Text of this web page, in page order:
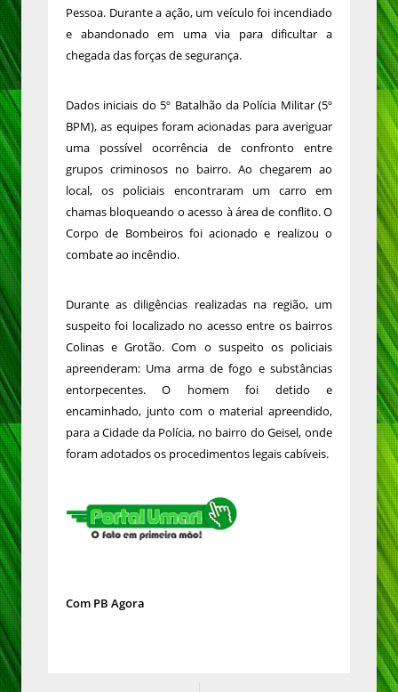
Pessoa. Durante a ação, um veículo foi incendiado
e abandonado em uma via para dificultar a
chegada das forças de segurança.
Dados iniciais do 5º Batalhão da Polícia Militar (5º
BPM), as equipes foram acionadas para averiguar
uma possível ocorrência de confronto entre
grupos criminosos no bairro. Ao chegarem ao
local, os policiais encontraram um carro em
chamas bloqueando o acesso à área de conflito. O
Corpo de Bombeiros foi acionado e realizou o
combate ao incêndio.
Durante as diligências realizadas na região, um
suspeito foi localizado no acesso entre os bairros
Colinas e Grotão. Com o suspeito os policiais
apreenderam: Uma arma de fogo e substâncias
entorpecentes. O homem foi detido e
encaminhado, junto com o material apreendido,
para a Cidade da Polícia, no bairro do Geisel, onde
foram adotados os procedimentos legais cabíveis.
Com PB Agora